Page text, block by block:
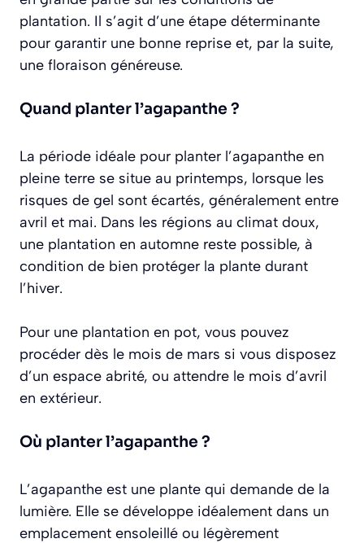
plantation. Il s’agit d’une étape déterminante
pour garantir une bonne reprise et, par la suite,
une floraison généreuse.
Quand planter l’agapanthe ?
La période idéale pour planter l’agapanthe en
pleine terre se situe au printemps, lorsque les
risques de gel sont écartés, généralement entre
avril et mai. Dans les régions au climat doux,
une plantation en automne reste possible, à
condition de bien protéger la plante durant
l’hiver.
Pour une plantation en pot, vous pouvez
procéder dès le mois de mars si vous disposez
d’un espace abrité, ou attendre le mois d’avril
en extérieur.
Où planter l’agapanthe ?
L’agapanthe est une plante qui demande de la
lumière. Elle se développe idéalement dans un
emplacement ensoleillé ou légèrement